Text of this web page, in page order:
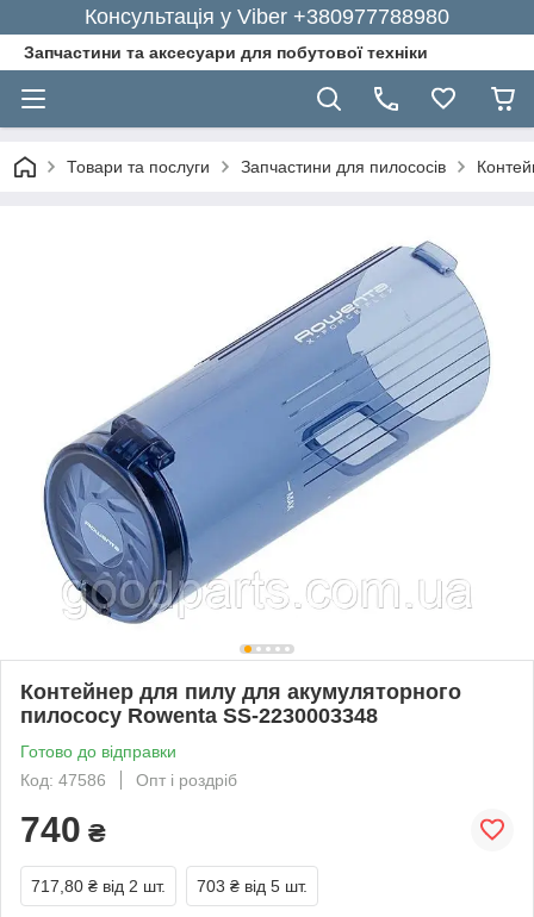
Консультація у Viber +380977788980
Запчастини та аксесуари для побутової техніки
Товари та послуги Запчастини для пилососів
Контейнер для пилу для акумуляторного
пилососу Rowenta SS-2230003348
Готово до відправки
Код: 47586
Опт і роздріб
740 ₴
717,80 ₴ від 2 шт. 703 ₴ від 5 шт.